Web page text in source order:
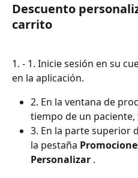
Descuento
carrito
1. - 1. Inicie sesión en su
en la aplicación.
2. En la ventana de
tiempo de un paciente,
3. En la parte superior
la pestaña
Personalizar .